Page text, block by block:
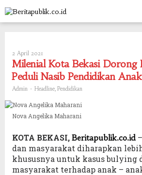
to
content
2 April 2021
Admin
Milenial Kota Bekasi Dorong
Peduli Nasib Pendidikan
Admin - Headline, Pendidikan
Nova Angelika Maharani
KOTA BEKASI, Beritapublik.co.id
dan masyarakat diharapkan
khususnya untuk kasus bulying
masyarakat terhadap anak –